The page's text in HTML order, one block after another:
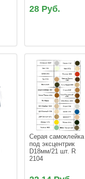
28 Руб.
Серая самоклейка
под эксцентрик
D18мм/21 шт. R